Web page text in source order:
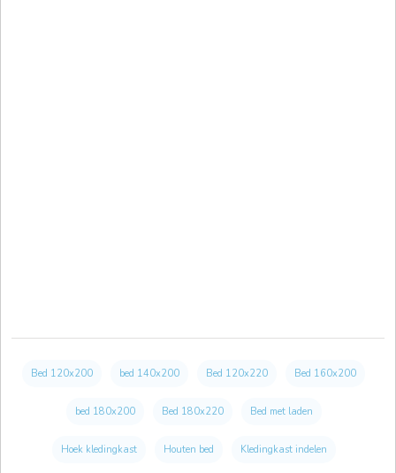
Bed 120x200 bed 140x200 Bed 120x220 Bed 160x200
bed 180x200 Bed 180x220 Bed met laden
Hoek kledingkast Houten bed Kledingkast indelen